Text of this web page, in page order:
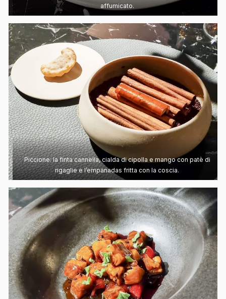
affumicato.
Piccione: la finta cannella, cialda di cipolla e mango con patè di
rigaglie e l’empanadas fritta con la coscia.